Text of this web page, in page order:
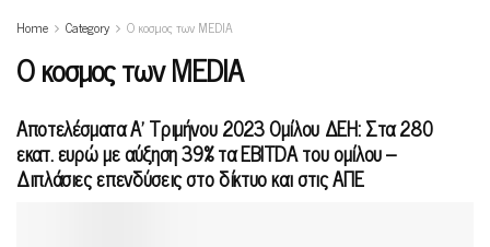
Home Category Ο κοσμος των MEDIA
Ο κοσμος των MEDIA
Αποτελέσματα Α’ Τριμήνου 2023 Ομίλου ΔΕΗ: Στα 280
εκατ. ευρώ με αύξηση 39% τα EBITDA του ομίλου –
Διπλάσιες επενδύσεις στο δίκτυο και στις ΑΠΕ